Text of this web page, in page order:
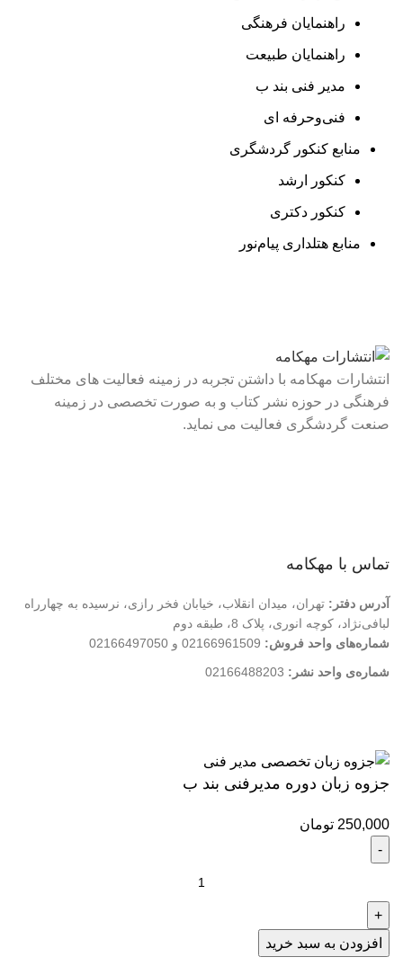
راهنمایان فرهنگی
راهنمایان طبیعت
مدیر فنی بند ب
فنی‌وحرفه‌ ای
منابع کنکور گردشگری
کنکور ارشد
کنکور دکتری
منابع هتلداری پیام‌نور
انتشارات مهکامه با داشتن تجربه در زمینه فعالیت های مختلف
فرهنگی در حوزه نشر کتاب و به صورت تخصصی در زمینه
صنعت گردشگری فعالیت می نماید.
تماس با مهکامه
آدرس دفتر: تهران، میدان انقلاب، خیابان فخر رازی، نرسیده به چهارراه
لبافی‌نژاد، کوچه انوری، پلاک 8، طبقه دوم
شماره‌های واحد فروش: 02166961509 و 02166497050
شماره‌‌ی واحد نشر:
جزوه زبان دوره مدیرفنی بند ب
250,000 تومان
دوره
مدیرفنی
افزودن به سبد خرید